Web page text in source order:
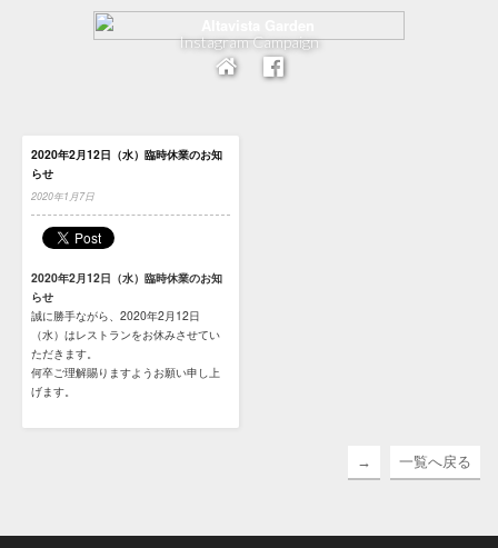
Instagram Campaign
2020年2月12日（水）臨時休業のお知
らせ
2020年1月7日
2020年2月12日（水）臨時休業のお知
らせ
誠に勝手ながら、2020年2月12日
（水）はレストランをお休みさせてい
ただきます。
何卒ご理解賜りますようお願い申し上
げます。
→ 一覧へ戻る